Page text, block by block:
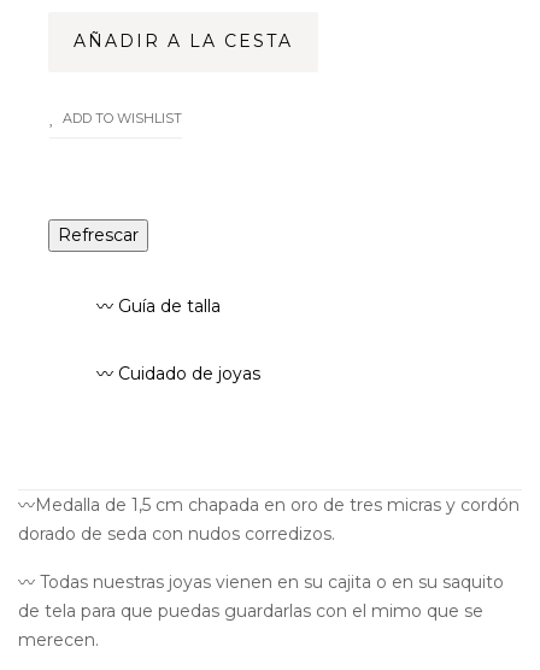
AÑADIR A LA CESTA
ADD TO WISHLIST
〰️ Guía de talla
〰️ Cuidado de joyas
〰️Medalla de 1,5 cm chapada en oro de tres micras y cordón
dorado de seda con nudos corredizos.
〰️ Todas nuestras joyas vienen en su cajita o en su saquito
de tela para que puedas guardarlas con el mimo que se
merecen.